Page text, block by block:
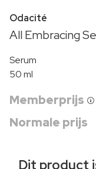
Odacité
All Embracing
Serum
50 ml
Memberprijs
Normale prijs
Dit product